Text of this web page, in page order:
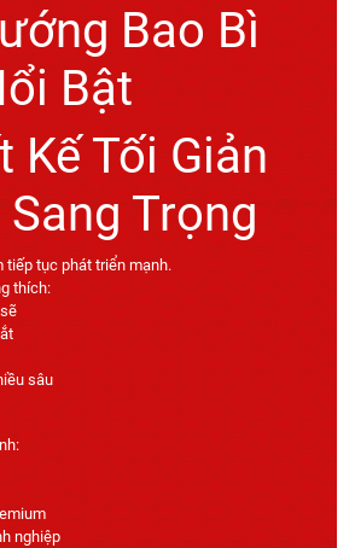
Bao Bì
Bật
Kế Tối Giản
Trọng
tục phát triển mạnh.
thích:
sâu
nghiệp